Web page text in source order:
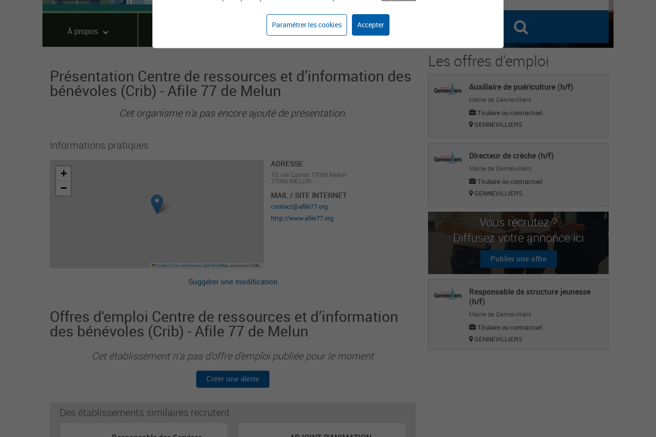
Paramétrer les cookies Accepter
À propos 1
Agent sur weka.jobs
Présentation Centre de ressources et d’information des
bénévoles (Crib) - Afile 77 de Melun
Cet organisme n'a pas encore ajouté de présentation.
Informations pratiques
+
−
Leaflet ©les contributeurs OpenStreetMap, sous licence ODbL
ADRESSE
10, rue Carnot 77000 Melun
77000 MELUN
MAIL / SITE INTERNET
contact@afile77.org
http://www.afile77.org
Suggérer une modification
Offres d'emploi Centre de ressources et d’information
des bénévoles (Crib) - Afile 77 de Melun
Cet établissement n'a pas d'offre d'emploi publiée pour le moment
Créer une alerte
Des établissements similaires recrutent
Les offres d'emploi
Auxiliaire de puériculture (h/f)
Mairie de Gennevilliers
Titulaire ou contractuel
GENNEVILLIERS
Directeur de crèche (h/f)
Mairie de Gennevilliers
Titulaire ou contractuel
GENNEVILLIERS
Vous recrutez ?
Diffusez votre annonce ici
Publier une offre
Responsable de structure jeunesse
(h/f)
Mairie de Gennevilliers
Titulaire ou contractuel
GENNEVILLIERS